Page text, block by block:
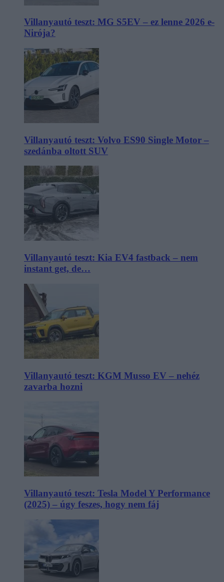
Villanyautó teszt: MG S5EV – ez lenne 2026 e-
Nirója?
Villanyautó teszt: Volvo ES90 Single Motor –
szedánba oltott SUV
Villanyautó teszt: Kia EV4 fastback – nem
instant get, de…
Villanyautó teszt: KGM Musso EV – nehéz
zavarba hozni
Villanyautó teszt: Tesla Model Y Performance
(2025) – úgy feszes, hogy nem fáj